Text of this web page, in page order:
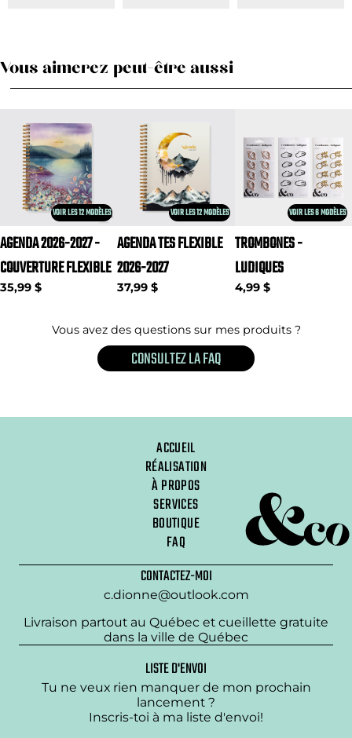
Vous aimerez peut-être aussi
VOIR LES 12 MODÈLES
AGENDA 2026-2027 -
COUVERTURE FLEXIBLE
35,99 $
VOIR LES 12 MODÈLES
AGENDA TES FLEXIBLE
2026-2027
37,99 $
VOIR LES 6 MODÈLES
TROMBONES -
LUDIQUES
4,99 $
Vous avez des questions sur mes produits ?
CONSULTEZ LA FAQ
ACCUEIL
RÉALISATION
À PROPOS
SERVICES
BOUTIQUE
FAQ
CONTACTEZ-MOI
c.dionne@outlook.com
Livraison partout au Québec et cueillette gratuite
dans la ville de Québec
LISTE D'ENVOI
Tu ne veux rien manquer de mon prochain
lancement ?
Inscris-toi à ma liste d'envoi!